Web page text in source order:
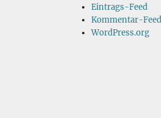
Eintrags-Feed
Kommentar-Feed
WordPress.org